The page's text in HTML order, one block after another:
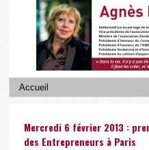
Mercredi 6 février 2013 :
des Entrepreneurs à Paris